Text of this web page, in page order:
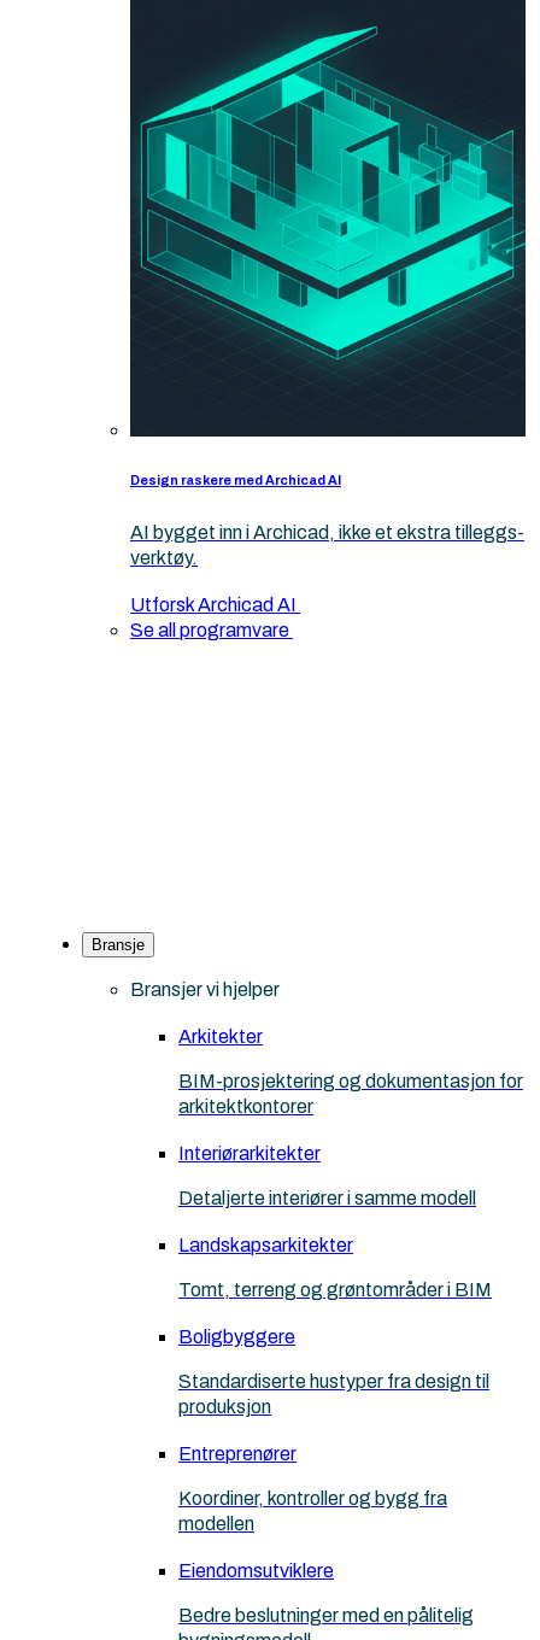
Design raskere med Archicad AI
AI bygget inn i Archicad, ikke et ekstra tilleggs-
verktøy.
Utforsk Archicad AI
Se all programvare
Bransje
Bransjer vi hjelper
Arkitekter
BIM-prosjektering og dokumentasjon for
arkitektkontorer
Interiørarkitekter
Detaljerte interiører i samme modell
Landskapsarkitekter
Tomt, terreng og grøntområder i BIM
Boligbyggere
Standardiserte hustyper fra design til
produksjon
Entreprenører
Koordiner, kontroller og bygg fra
modellen
Eiendomsutviklere
Bedre beslutninger med en pålitelig